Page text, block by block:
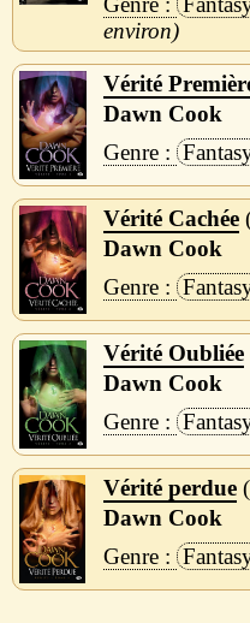
Vérité
Dawn Cook
Vérité Cachée
Dawn Cook
Vérité Oubliée
Dawn Cook
Vérité perdue
Dawn Cook